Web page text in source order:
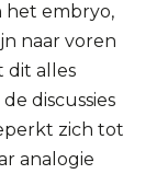
het embryo,
naar voren
dit alles
discussies
zich tot
analogie